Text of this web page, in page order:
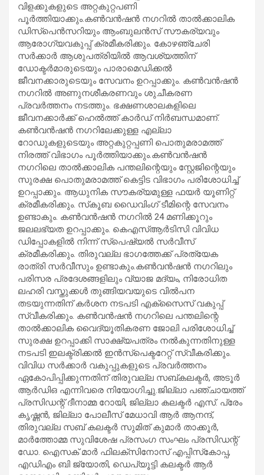
വിളക്കുകളുടെ അറ്റകുറ്റപണി
പൂര്‍ത്തിയാക്കും.കണ്‍വന്‍ഷന്‍ നഗറില്‍ താല്‍ക്കാലിക
ഡിസ്‌പെന്‍സറിയും ആംബുലന്‍സ് സൗകര്യവും
ആരോഗ്യവകുപ്പ് ക്രമീകരിക്കും. കോഴഞ്ചേരി
സര്‍ക്കാര്‍ ആശുപത്രിയില്‍ ആവശ്യത്തിന്
ഡോക്ടര്‍മാരുടെയും പാരാമെഡിക്കല്‍
ജീവനക്കാരുടെയും സേവനം ഉറപ്പാക്കും. കണ്‍വന്‍ഷന്‍
നഗറില്‍ അണുനശീകരണവും ശുചീകരണ
പ്രവര്‍ത്തനം നടത്തും. ഭക്ഷണശാലകളിലെ
ജീവനക്കാര്‍ക്ക് ഹെല്‍ത്ത് കാര്‍ഡ് നിര്‍ബന്ധമാണ്.
കണ്‍വന്‍ഷന്‍ നഗറിലേക്കുള്ള എല്ലാ
റോഡുകളുടെയും അറ്റകുറ്റപ്പണി പൊതുമരാമത്ത്
നിരത്ത് വിഭാഗം പൂര്‍ത്തിയാക്കും.കണ്‍വന്‍ഷന്‍
നഗറിലെ താല്‍ക്കാലിക പന്തലിന്റെയും സ്റ്റേജിന്റെയും
സുരക്ഷ പൊതുമരാമത്ത് കെട്ടിട വിഭാഗം പരിശോധിച്ച്
ഉറപ്പാക്കും. ആധുനിക സൗകര്യമുള്ള ഫയര്‍ യൂണിറ്റ്
ക്രമീകരിക്കും. സ്‌കൂബ ഡൈവിംഗ് ടീമിന്റെ സേവനം
ഉണ്ടാകും. കണ്‍വന്‍ഷന്‍ നഗറില്‍ 24 മണിക്കൂറും
ജലലഭ്യത ഉറപ്പാക്കും. കെഎസ്ആര്‍ടിസി വിവിധ
ഡിപ്പോകളില്‍ നിന്ന് സ്‌പെഷ്യല്‍ സര്‍വീസ്
ക്രമീകരിക്കും. തിരുവല്ല ഭാഗത്തേക്ക് പ്രത്യേക
രാത്രി സര്‍വീസും ഉണ്ടാകും.കണ്‍വന്‍ഷന്‍ നഗറിലും
പരിസര പ്രദേശങ്ങളിലും വ്യാജ മദ്യം, നിരോധിത
ലഹരി വസ്തുക്കള്‍ തുങ്ങിയവയുടെ വില്‍പന
തടയുന്നതിന് കര്‍ശന നടപടി എക്സൈസ് വകുപ്പ്
സ്വീകരിക്കും. കണ്‍വന്‍ഷന്‍ നഗറിലെ പന്തലിന്റെ
താല്‍ക്കാലിക വൈദ്യൂതികരണ ജോലി പരിശോധിച്ച്
സുരക്ഷ ഉറപ്പാക്കി സാക്ഷ്യപത്രം നല്‍കുന്നതിനുള്ള
നടപടി ഇലക്ട്രിക്കല്‍ ഇന്‍സ്പെക്ടറേറ്റ് സ്വീകരിക്കും.
വിവിധ സര്‍ക്കാര്‍ വകുപ്പുകളുടെ പ്രവര്‍ത്തനം
ഏകോപിപ്പിക്കുന്നതിന് തിരുവല്ല സബ്കലക്ടര്‍, അടൂര്‍
ആര്‍ഡിഒ എന്നിവരെ നിയോഗിച്ചു.ജില്ലാ പഞ്ചായത്ത്
പ്രസിഡന്റ് ദീനാമ്മ റോയി, ജില്ലാ കലക്ടര്‍ എസ്. പ്രേം
കൃഷ്ണന്‍, ജില്ലാ പോലീസ് മേധാവി ആര്‍ ആനന്ദ്,
തിരുവല്ല സബ് കലക്ടര്‍ സുമിത് കുമാര്‍ താക്കൂര്‍,
മാര്‍ത്തോമ്മ സുവിശേഷ പ്രസംഗ സംഘം പ്രസിഡന്റ്
ഡോ. ഐസക് മാര്‍ ഫിലക്സിനോസ് എപ്പിസ്‌കോപ്പ,
എഡിഎം ബി ജ്യോതി, ഡെപ്യൂട്ടി കലക്ടര്‍ ആര്‍